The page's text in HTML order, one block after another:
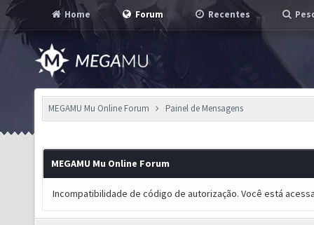
Home Forum Recentes
MEGAMU Mu Online Forum Painel de Mensagens
MEGAMU Mu Online Forum
Incompatibilidade de código de autorização. Você está